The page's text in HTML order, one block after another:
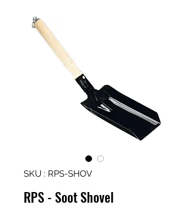
SKU : RPS-SHOV
RPS - Soot Shovel